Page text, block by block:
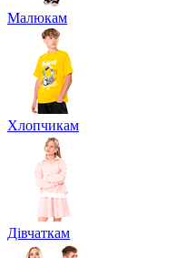
Малюкам
Хлопчикам
Дівчаткам